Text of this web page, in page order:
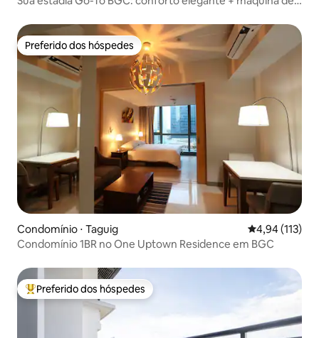
Preferido dos hóspedes
Preferido dos hóspedes
Condomínio ⋅ Taguig 4,94 de uma
4,94 (113)
Condomínio 1BR no One Uptown Residence em BGC
Entre os melhores preferidos dos hóspedes
Preferido dos hóspedes